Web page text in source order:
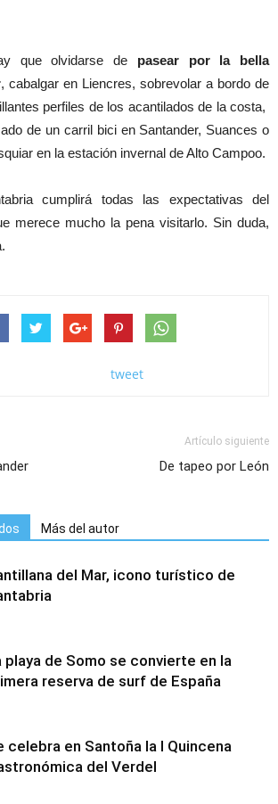
que olvidarse de pasear por la bella
, cabalgar en Liencres, sobrevolar a bordo de
perfiles de los acantilados de la costa,
de un carril bici en Santander, Suances o
en la estación invernal de Alto Campoo.
cumplirá todas las expectativas del
merece mucho la pena visitarlo. Sin duda,
tweet
Artículo siguiente
De tapeo por León
Más del autor
del Mar, icono turístico de
playa de Somo se convierte en la
reserva de surf de España
celebra en Santoña la I Quincena
del Verdel